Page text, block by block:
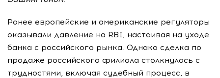
Ранее европейские и американские регуляторы
оказывали давление на RBI, настаивая на уходе
банка с российского рынка. Однако сделка по
продаже российского филиала столкнулась с
трудностями, включая судебный процесс, в